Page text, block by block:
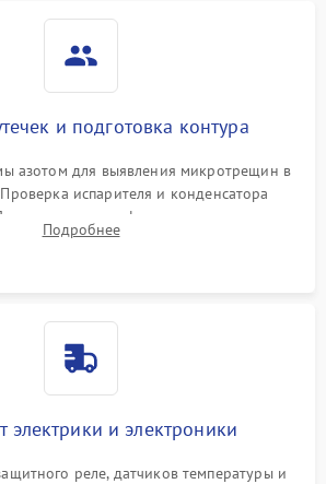
и подготовка контура
азотом для выявления микротрещин в
испарителя и конденсатора
старого фильтра-осушителя и
трубки для устранения засоров.
Подробнее
электрики и электроники
реле, датчиков температуры и